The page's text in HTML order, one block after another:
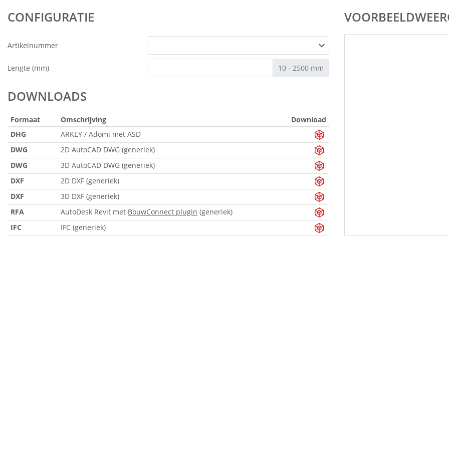
CONFIGURATIE
Artikelnummer
Lengte (mm) 10 - 2500 mm
DOWNLOADS
Formaat Omschrijving
Download
DHG
ARKEY / Adomi met ASD
DWG
2D AutoCAD DWG (generiek)
DWG
3D AutoCAD DWG (generiek)
DXF
2D DXF (generiek)
DXF
3D DXF (generiek)
RFA
AutoDesk Revit met BouwConnect plugin (generiek)
IFC
IFC (generiek)